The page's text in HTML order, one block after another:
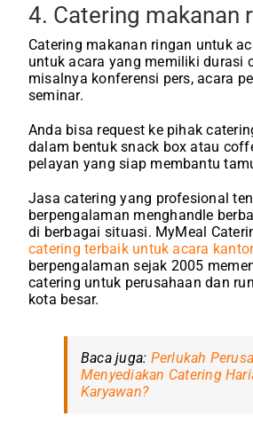
4. Catering makanan
Catering makanan ringan untuk
untuk acara yang memiliki durasi
misalnya konferensi pers, acara
seminar.
Anda bisa request ke pihak
dalam bentuk snack box atau
pelayan yang siap membantu
Jasa catering yang profesional
berpengalaman menghandle
di berbagai situasi. MyMeal
catering terbaik untuk acara kantor
berpengalaman sejak 2005
catering untuk perusahaan dan
kota besar.
Baca juga: Perlukah
Menyediakan Catering
Karyawan?